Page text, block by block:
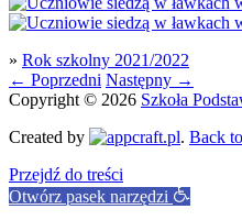
» Rok szkolny 2021/2022
← Poprzedni Następny →
Copyright © 2026 Szkoła
Created by
. Back
Przejdź do treści
Otwórz pasek narzędzi